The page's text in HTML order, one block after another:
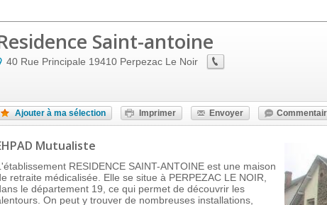
Saint-antoine
40 Rue Principale 19410 Perpezac Le Noir
Ajouter à ma sélection Imprimer Envoyer
Mutualiste
RESIDENCE SAINT-ANTOINE est une maison
retraite médicalisée. Elle se situe à PERPEZAC LE NOIR,
le département 19, ce qui permet de découvrir les
On peut y trouver de nombreuses installations,